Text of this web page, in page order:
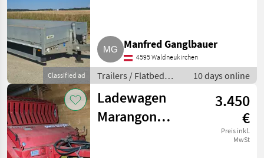
Classified ad
Manfred Ganglbauer
4595 Waldneukirchen
Trailers / Flatbed
trailers
10 days online
Ladewagen
Marangon
3.450
€
Preis inkl.
MwSt